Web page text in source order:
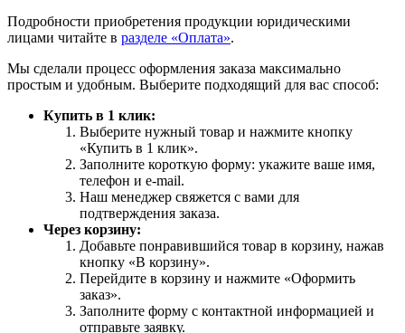
Подробности приобретения продукции юридическими
лицами читайте в разделе «Оплата».
Мы сделали процесс оформления заказа максимально
простым и удобным. Выберите подходящий для вас способ:
Купить в 1 клик:
Выберите нужный товар и нажмите кнопку
«Купить в 1 клик».
Заполните короткую форму: укажите ваше имя,
телефон и e-mail.
Наш менеджер свяжется с вами для
подтверждения заказа.
Через корзину:
Добавьте понравившийся товар в корзину, нажав
кнопку «В корзину».
Перейдите в корзину и нажмите «Оформить
заказ».
Заполните форму с контактной информацией и
отправьте заявку.